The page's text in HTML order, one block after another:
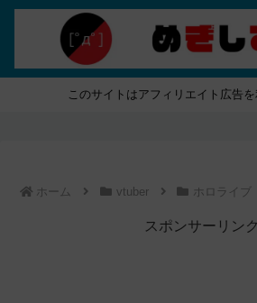
このサイトはアフィリエイト広告
ホーム vtuber ホロライブ
スポンサーリンク